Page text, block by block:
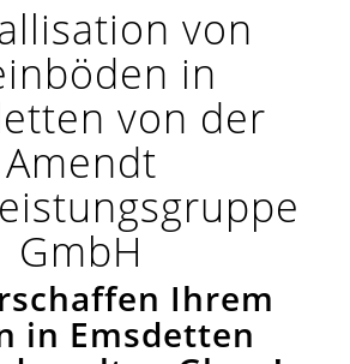
von
in
von der
Amendt
GmbH
Ihrem
in Emsdetten